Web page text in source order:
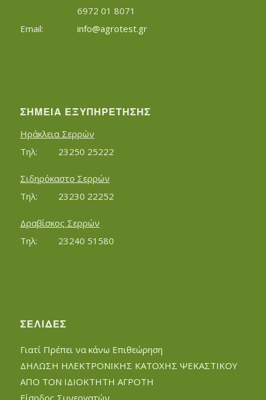
			6972 01 8071
info@agrotest.gr
ΣΗΜΕΊΑ ΕΞΥΠΗΡΈΤΗΣΗΣ
Ηράκλεια Σερρών
Τηλ:		23250 25222
Σιδηρόκαστο Σερρών
Τηλ:		23230 22252
Δραβίσκος Σερρών
Τηλ:		23240 51580
ΣΕΛΊΔΕΣ
Γιατί Πρέπει να κάνω Επιθεώρηση
ΔΗΛΩΣΗ ΗΛΕΚΤΡΟΝΙΚΗΣ ΚΑΤΟΧΗΣ ΨΕΚΑΣΤΙΚΟΥ
ΑΠΟ ΤΟΝ ΙΔΙΟΚΤΗΤΗ ΑΓΡΟΤΗ